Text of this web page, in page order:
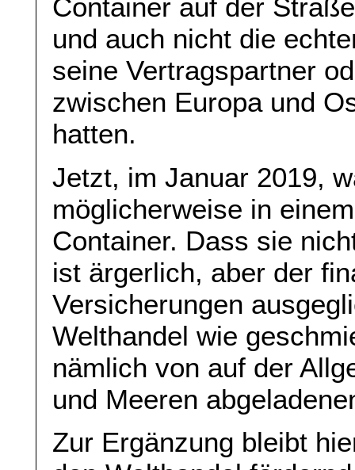
Container auf der
und auch nicht die
seine Vertragspartner
zwischen Europa und
hatten.
Jetzt, im Januar 2019,
möglicherweise in
Container. Dass sie
ist ärgerlich, aber der
Versicherungen
Welthandel wie
nämlich von auf der
und Meeren
Zur Ergänzung bleibt